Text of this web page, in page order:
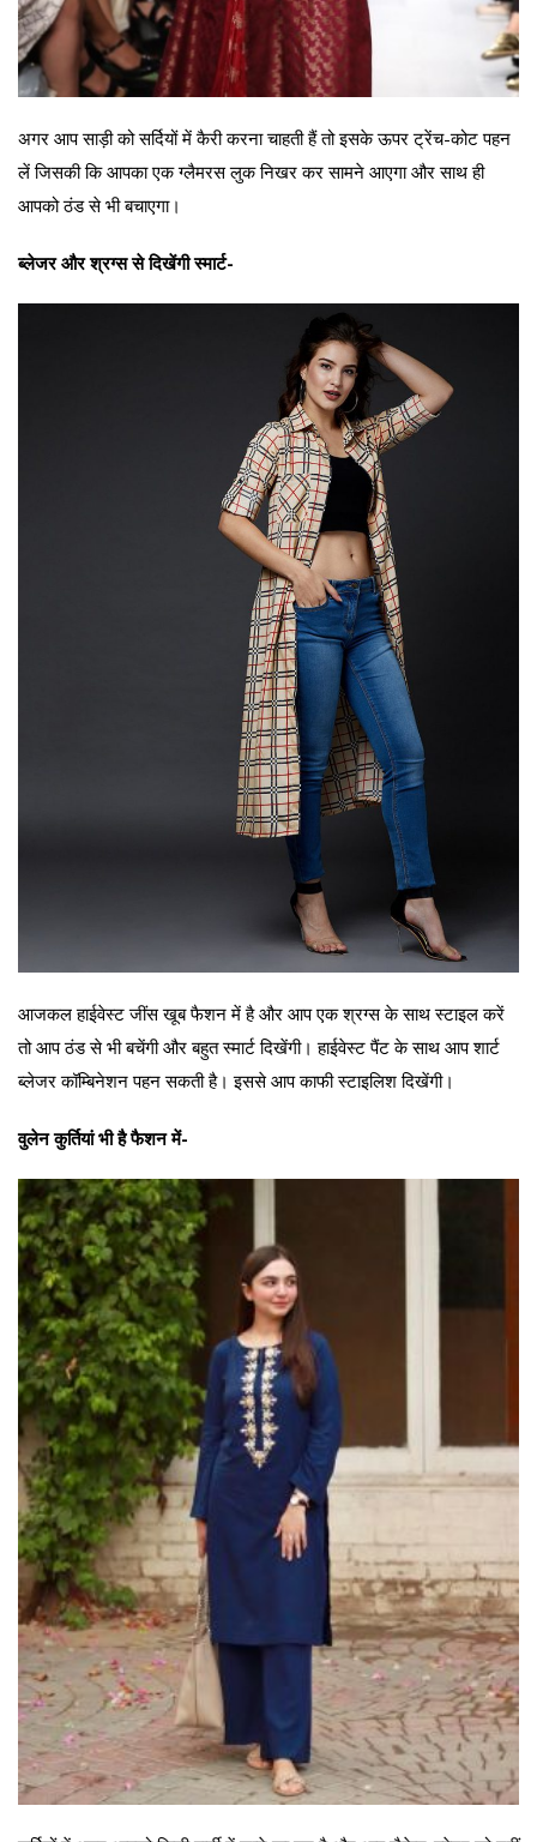
अगर आप साड़ी को सर्दियों में कैरी करना चाहती हैं तो इसके ऊपर ट्रेंच-कोट पहन
लें जिसकी कि आपका एक ग्लैमरस लुक निखर कर सामने आएगा और साथ ही
आपको ठंड से भी बचाएगा।
ब्लेजर और श्रग्स से दिखेंगी स्मार्ट-
आजकल हाईवेस्ट जींस खूब फैशन में है और आप एक श्रग्स के साथ स्टाइल करें
तो आप ठंड से भी बचेंगी और बहुत स्मार्ट दिखेंगी। हाईवेस्ट पैंट के साथ आप शार्ट
ब्लेजर कॉम्बिनेशन पहन सकती है। इससे आप काफी स्टाइलिश दिखेंगी।
वुलेन कुर्तियां भी है फैशन में-